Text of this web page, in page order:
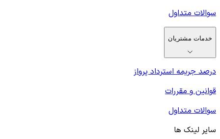
سوالات متداول
خدمات مشتریان
درصد جریمه استرداد پرواز
قوانین و مقررات
سوالات متداول
سایر لینک ها